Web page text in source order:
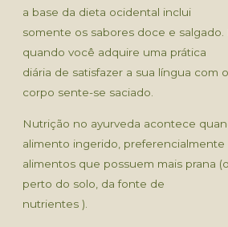
a base da dieta ocidental inclui
somente os sabores doce e salgado.
quando você adquire uma prática
diária de satisfazer a sua língua com
corpo sente-se saciado.
Nutrição no ayurveda acontece
alimento ingerido, preferencialmente
alimentos que possuem mais prana
perto do solo, da fonte de
nutrientes ).